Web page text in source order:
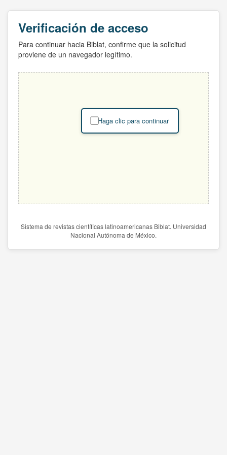
Verificación de acceso
Para continuar hacia Biblat, confirme que la solicitud
proviene de un navegador legítimo.
Haga clic para continuar
Sistema de revistas científicas latinoamericanas Biblat. Universidad
Nacional Autónoma de México.